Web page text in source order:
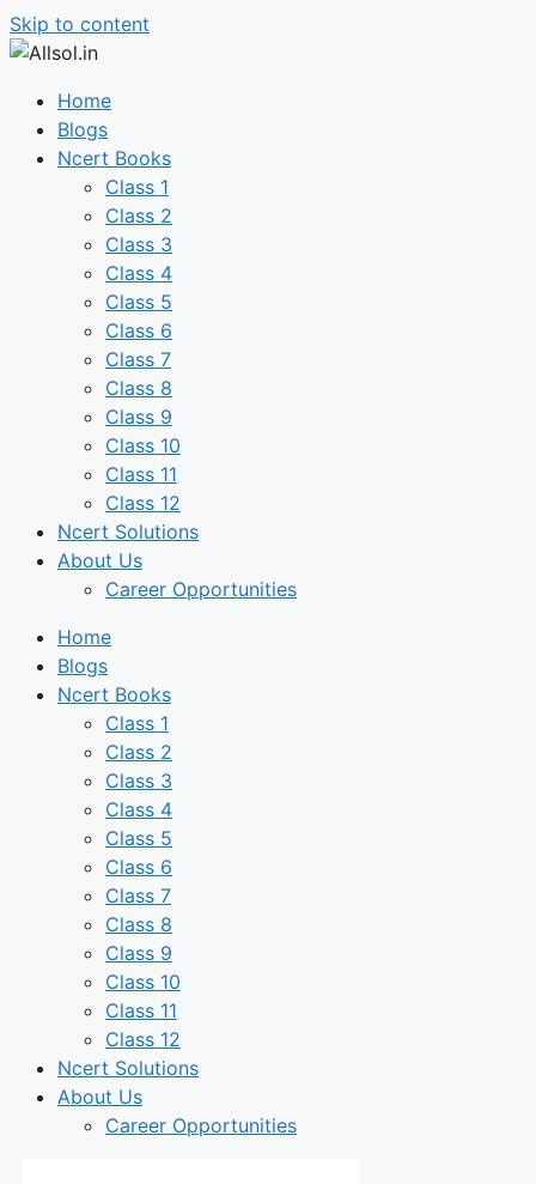
Skip to content
Home
Blogs
Ncert Books
Class 1
Class 2
Class 3
Class 4
Class 5
Class 6
Class 7
Class 8
Class 9
Class 10
Class 11
Class 12
Ncert Solutions
About Us
Career Opportunities
Home
Blogs
Ncert Books
Class 1
Class 2
Class 3
Class 4
Class 5
Class 6
Class 7
Class 8
Class 9
Class 10
Class 11
Class 12
Ncert Solutions
About Us
Career Opportunities